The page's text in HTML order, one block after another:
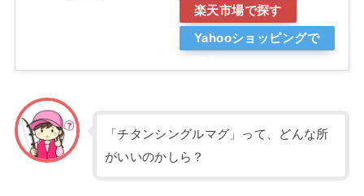
楽天市場で探す
Yahooショッピングで
「チタンシングルマグ」って、どんな所
がいいのかしら？